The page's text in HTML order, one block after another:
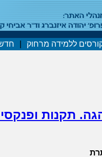
ללמידה מרחוק
תקנות